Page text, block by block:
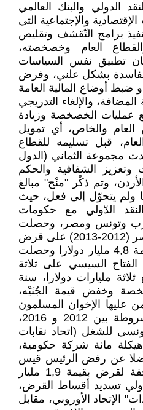
الدولي والبنك العالمي
والإجتماعية التي
برامج التّقشف وتقليص
العام وخصخصته،
تطبيق نفس السياسات
الفاسدة بشكل علني، وفرض
ضبط أوضاع المالية العامة
والإلغاء التدريجي
عمليات الخصخصة وزيادة
العام والخاص، أي تمويل
قبل تسليمه للقطاع
مجموعة الثماني (الدول
وتعزيز الشفافية والحكم
وتم ذكْر "منْح" مبالغ
ولم يتحوّل إلى فعل، حيث
الدّولي مع حكومات
وتونس ومصر، وحصلت
حكومة محمد مرسي في مصر (2012-2013) على قرض
من صندوق النقد الدّولي بقيمة 4,8 مليار دولارا وحصلت
السيسي على ثلاثة
مليارات دولارا، سنة
وخفض قيمة الجُنَيْه،
عليها الإخوان المسلمون
في تونس على قُرُوض مشروطة بين 2012 و 2016،
للشغل (اتحاد نقابات
2022، إعادة هيكلة مائة شركة حكومية،
عن رفض الرئيس قيس
سعيد بعض الشروط المُجحفة لقرض بقيمة 1,9 مليار
تسديد أقساط القرض،
الإتحاد الأوروبي، مقابل